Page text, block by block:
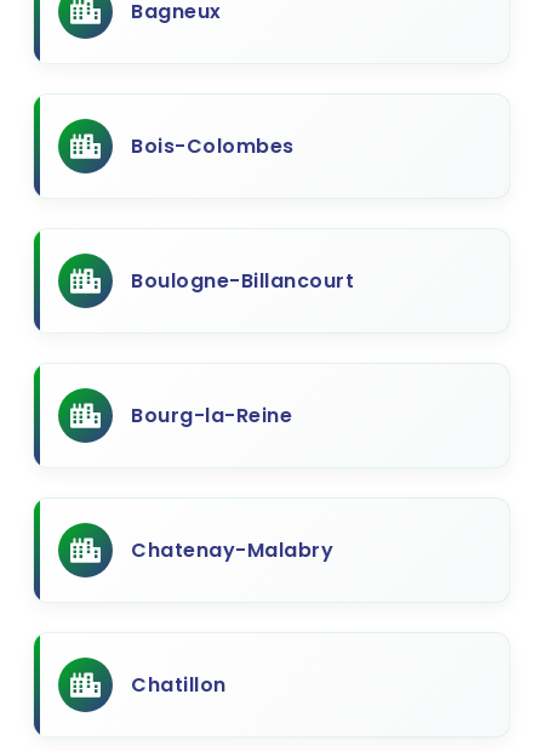
Bagneux
Bois-Colombes
Boulogne-Billancourt
Bourg-la-Reine
Chatenay-Malabry
Chatillon